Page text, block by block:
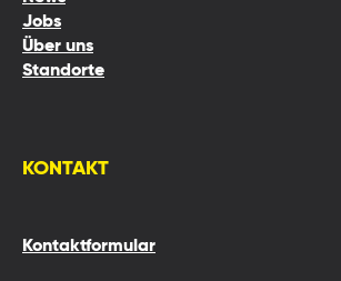
Jobs
Über uns
Standorte
KONTAKT
Kontaktformular